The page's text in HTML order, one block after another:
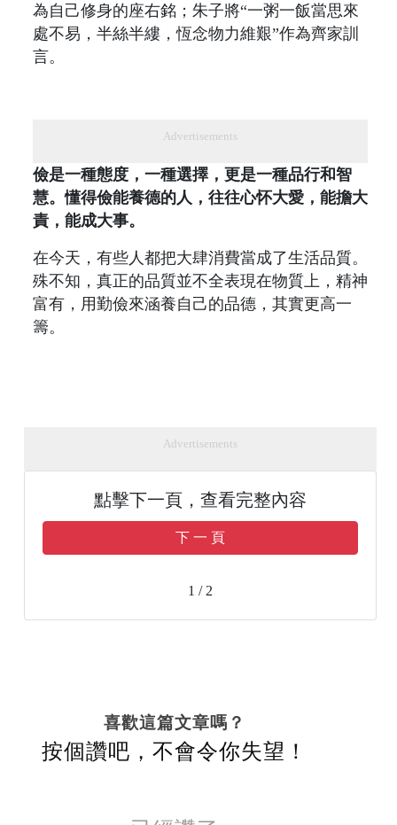
為自己修身的座右銘；朱子將“一粥一飯當思來
處不易，半絲半縷，恆念物力維艱”作為齊家訓
言。
Advertisements
儉是一種態度，一種選擇，更是一種品行和智
慧。懂得儉能養德的人，往往心怀大愛，能擔大
責，能成大事。
在今天，有些人都把大肆消費當成了生活品質。
殊不知，真正的品質並不全表現在物質上，精神
富有，用勤儉來涵養自己的品德，其實更高一
籌。
Advertisements
點擊下一頁，查看完整內容
下 一 頁
1 / 2
喜歡這篇文章嗎？
按個讚吧，不會令你失望！